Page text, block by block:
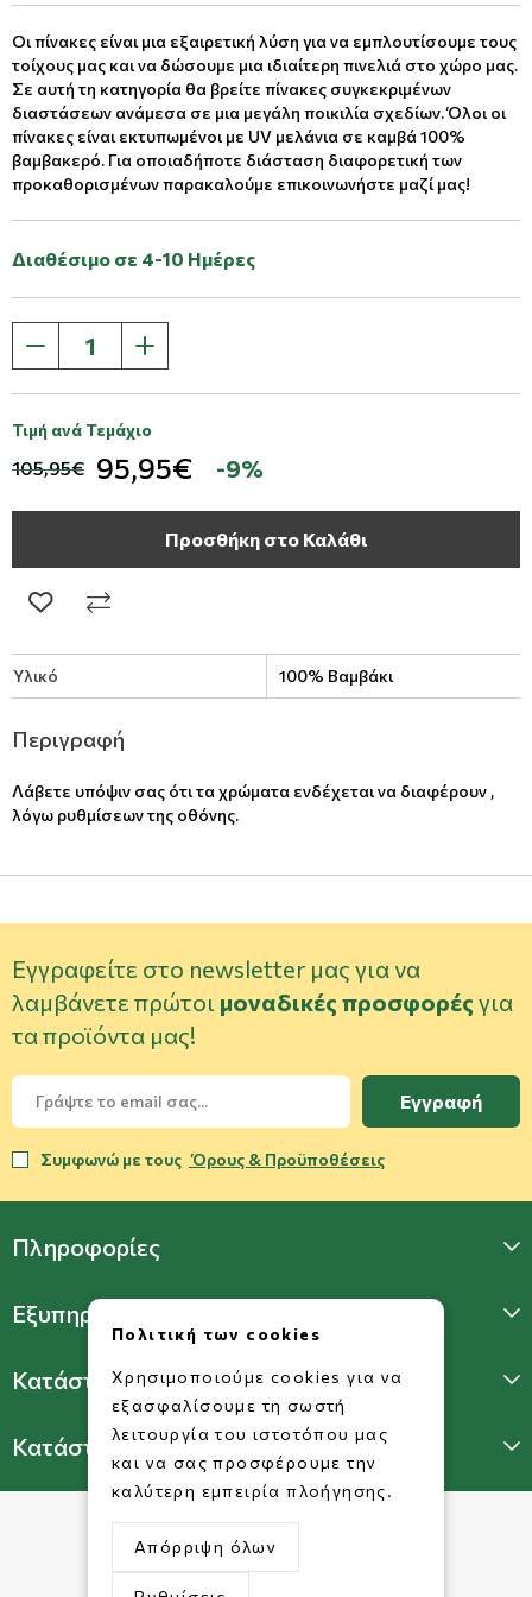
Οι πίνακες είναι μια εξαιρετική λύση για να εμπλουτίσουμε τους
τοίχους μας και να δώσουμε μια ιδιαίτερη πινελιά στο χώρο μας.
Σε αυτή τη κατηγορία θα βρείτε πίνακες συγκεκριμένων
διαστάσεων ανάμεσα σε μια μεγάλη ποικιλία σχεδίων. Όλοι οι
πίνακες είναι εκτυπωμένοι με UV μελάνια σε καμβά 100%
βαμβακερό. Για οποιαδήποτε διάσταση διαφορετική των
προκαθορισμένων παρακαλούμε επικοινωνήστε μαζί μας!
Διαθέσιμο σε 4-10 Ημέρες
Τιμή ανά Τεμάχιο
105,95€ 95,95€ -9%
Προσθήκη στο Καλάθι
Υλικό 100% Βαμβάκι
Περιγραφή
Λάβετε υπόψιν σας ότι τα χρώματα ενδέχεται να διαφέρουν ,
λόγω ρυθμίσεων της οθόνης.
Εγγραφείτε στο newsletter μας για να
λαμβάνετε πρώτοι μοναδικές προσφορές για
τα προϊόντα μας!
Εγγραφή
Συμφωνώ με τους Όρους & Προϋποθέσεις
Πληροφορίες
Εξυπηρέτηση Πελατών
Κατάστημα Γλυφάδας
Κατάστημα Πατησίων
Πολιτική των cookies
Χρησιμοποιούμε cookies για να
εξασφαλίσουμε τη σωστή
λειτουργία του ιστοτόπου μας
και να σας προσφέρουμε την
καλύτερη εμπειρία πλοήγησης.
Απόρριψη όλων